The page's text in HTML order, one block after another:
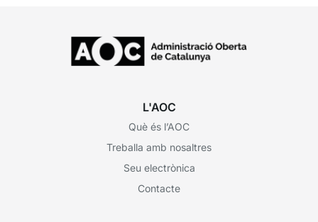
L'AOC
Què és l’AOC
Treballa amb nosaltres
Seu electrònica
Contacte